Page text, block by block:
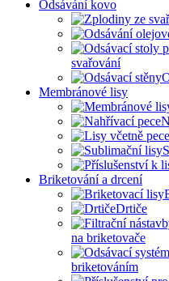
Odsávání kovo
svařování
Membránové lisy
Briketování a drcení
Drtiče
na briketovače
briketováním